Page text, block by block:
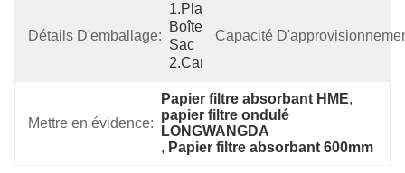
Détails D'emballage:
1.Plastic
Boîte Du
Sac
2.Cardboard
Capacité
Mettre en évidence:
Papier filtre absorbant HME,
papier filtre ondulé
LONGWANGDA
, Papier filtre absorbant 600mm